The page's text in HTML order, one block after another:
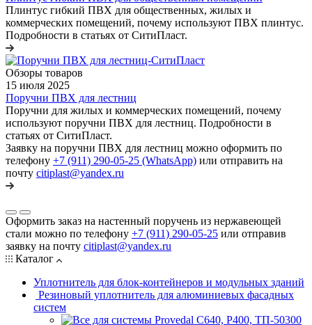
Плинтус гибкий ПВХ для общественных, жилых и
коммерческих помещений, почему используют ПВХ плинтус.
Подробности в статьях от СитиПласт.
Обзоры товаров
15 июля 2025
Поручни ПВХ для лестниц
Поручни для жилых и коммерческих помещений, почему
используют поручни ПВХ для лестниц. Подробности в
статьях от СитиПласт.
Заявку на поручни ПВХ для лестниц можно оформить по
телефону +7 (911) 290-05-25 (WhatsApp) или отправить на
почту citiplast@yandex.ru
Оформить заказ на настенный поручень из нержавеющей
стали можно по телефону +7 (911) 290-05-25 или отправив
заявку на почту citiplast@yandex.ru
Каталог
Уплотнитель для блок-контейнеров и модульных зданий
Резиновый уплотнитель для алюминиевых фасадных
систем